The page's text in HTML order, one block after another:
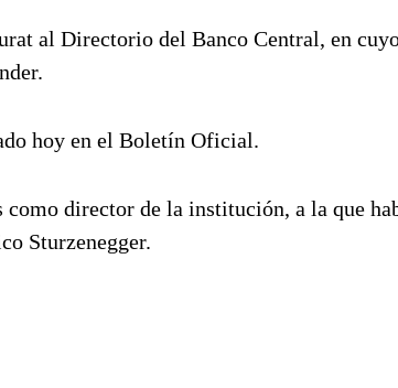
al Directorio del Banco Central, en
hoy en el Boletín Oficial.
director de la institución, a la que
Sturzenegger.